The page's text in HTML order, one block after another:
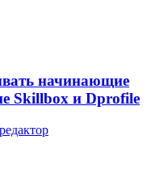
начинающие
Skillbox и Dprofile